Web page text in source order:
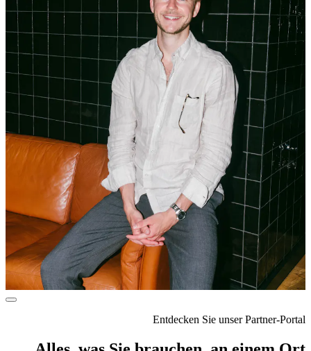
Entdecken Sie unser Partner-Portal